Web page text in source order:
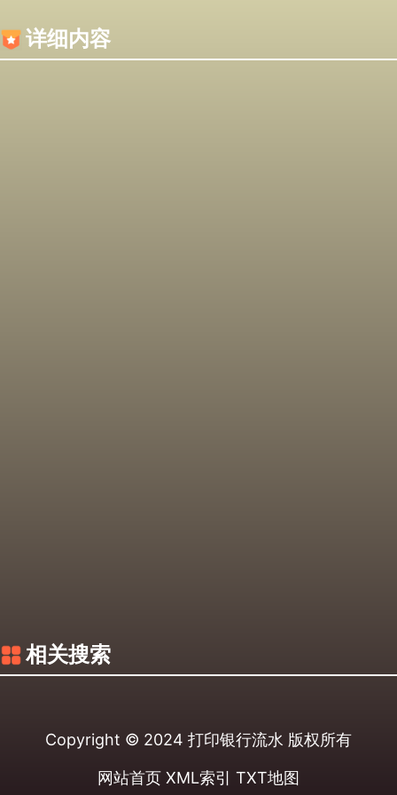
详细内容
相关搜索
Copyright © 2024 打印银行流水 版权所有
网站首页 XML索引 TXT地图